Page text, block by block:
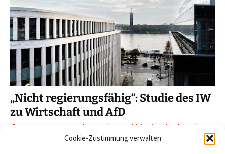
Cookie-Zustimmung verwalten
„Nicht regierungsfähig“: Studie des IW
zu Wirtschaft und AfD
2023-11-04 Werder Havel afd institut der deutschen
standortrisiko